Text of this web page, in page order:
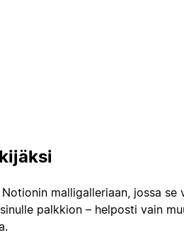
malligalleriaan, jossa
palkkion – helposti vain